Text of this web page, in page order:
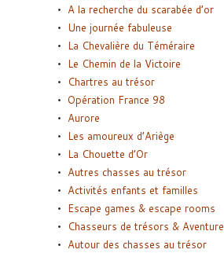
A la recherche du scarabée d’or
Une journée fabuleuse
La Chevalière du Téméraire
Le Chemin de la Victoire
Chartres au trésor
Opération France 98
Aurore
Les amoureux d’Ariège
La Chouette d’Or
Autres chasses au trésor
Activités enfants et familles
Escape games & escape rooms
Chasseurs de trésors & Aventure
Autour des chasses au trésor